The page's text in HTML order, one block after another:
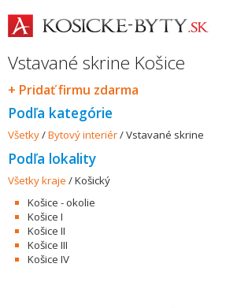
Vstavané skrine Košice
+ Pridať firmu zdarma
Podľa kategórie
Všetky/Bytový interiér/Vstavané skrine
Podľa lokality
Všetky kraje /Košický
Košice - okolie
Košice I
Košice II
Košice III
Košice IV